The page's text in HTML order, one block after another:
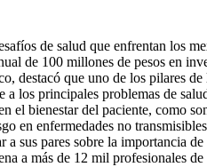
de salud que enfrentan los
de 100 millones de pesos en
que uno de los pilares de
a los principales problemas de
el bienestar del paciente, como
en enfermedades no
sus pares sobre la importancia de
a más de 12 mil profesionales de